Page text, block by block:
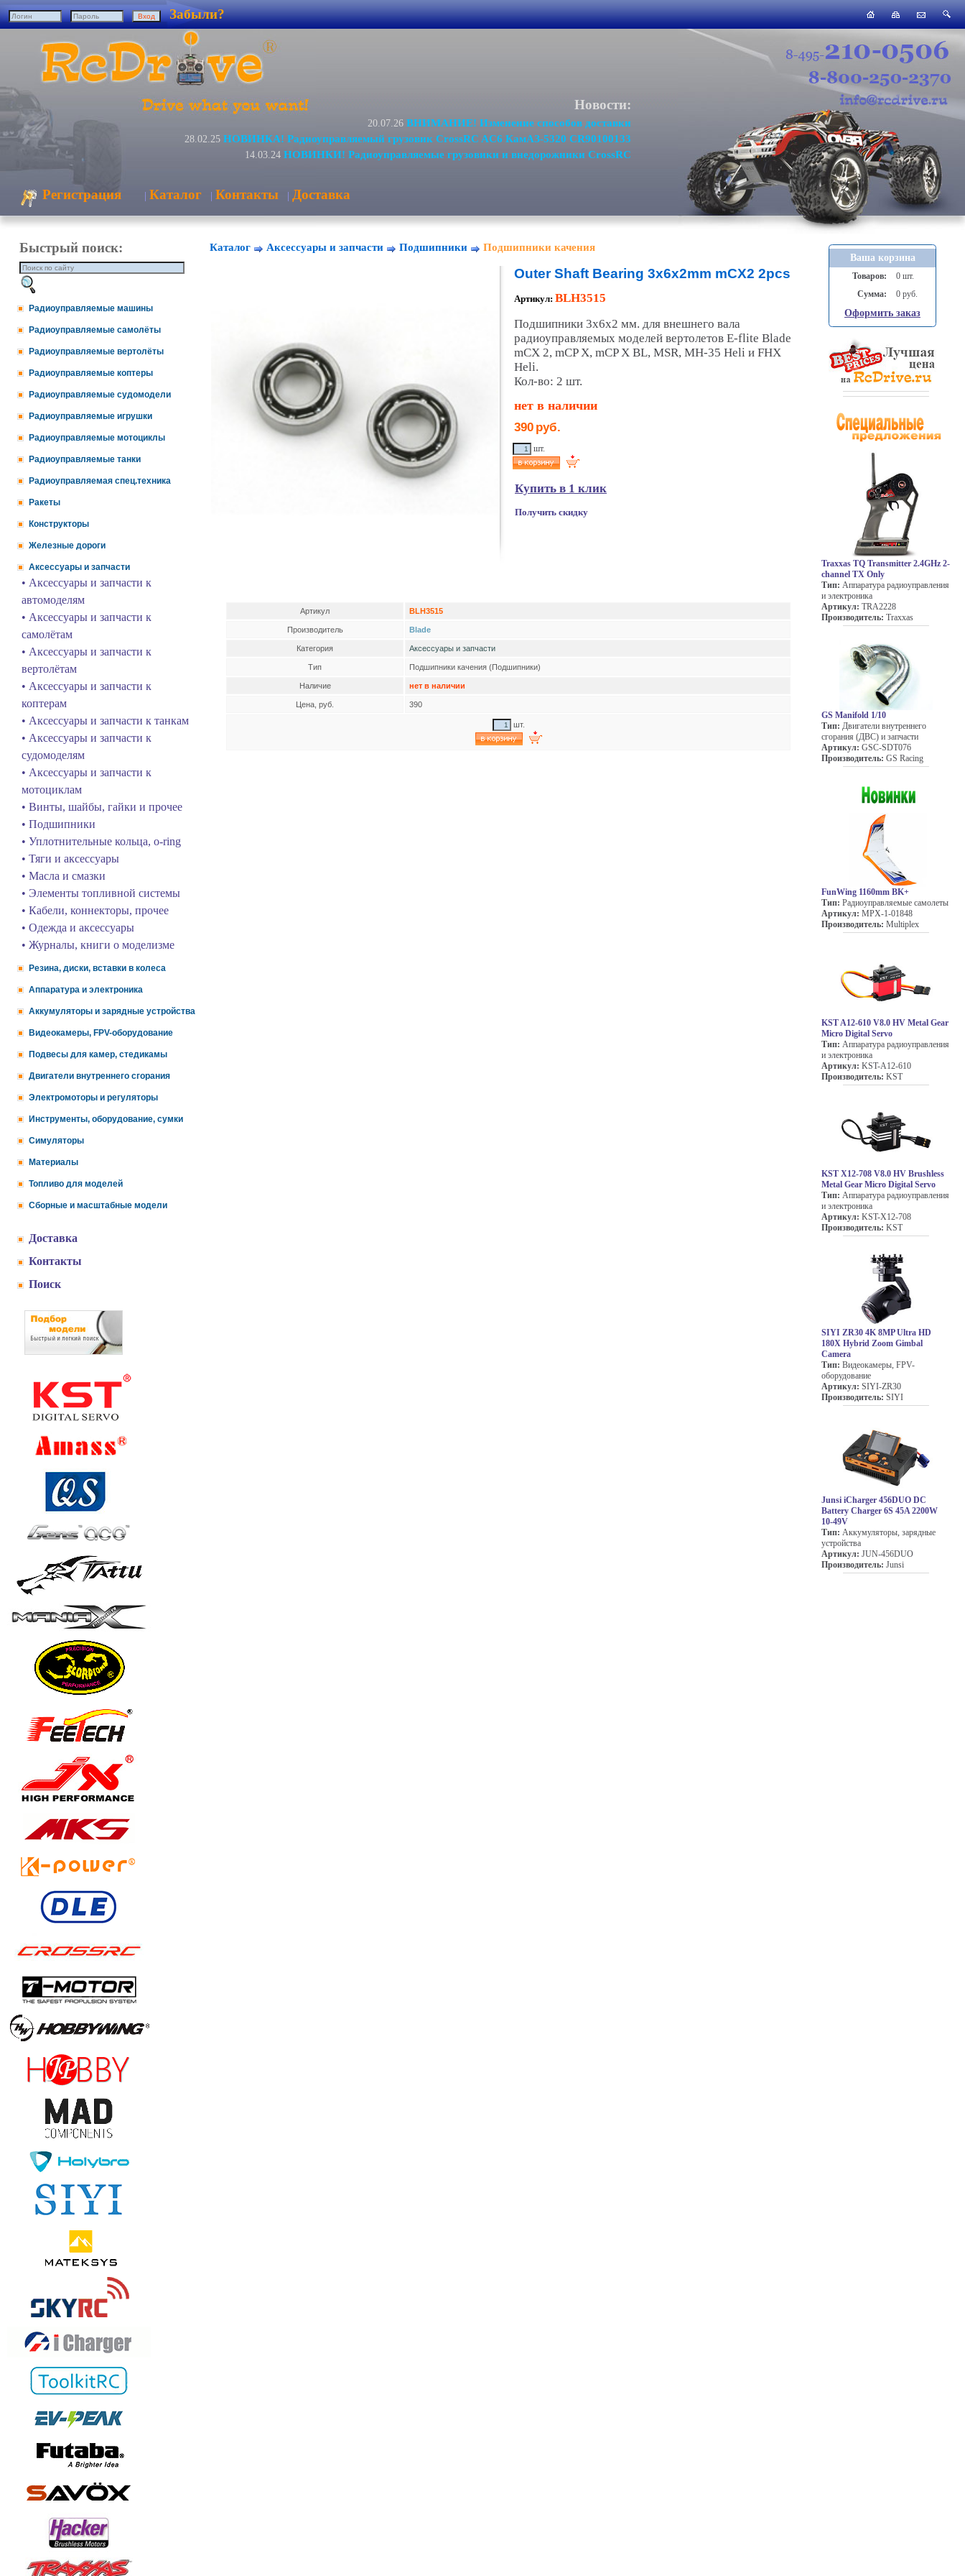
Забыли?
Новости:
20.07.26 ВНИМАНИЕ! Изменение способов доставки
28.02.25 НОВИНКА! Радиоуправляемый грузовик CrossRC AC6 КамАЗ-5320 CR90100133
14.03.24 НОВИНКИ! Радиоуправляемые грузовики и внедорожники CrossRC
Регистрация | Каталог | Контакты | Доставка
Быстрый поиск:
Радиоуправляемые машины
Радиоуправляемые самолёты
Радиоуправляемые вертолёты
Радиоуправляемые коптеры
Радиоуправляемые судомодели
Радиоуправляемые игрушки
Радиоуправляемые мотоциклы
Радиоуправляемые танки
Радиоуправляемая спец.техника
Ракеты
Конструкторы
Железные дороги
Аксессуары и запчасти
• Аксессуары и запчасти к
автомоделям
• Аксессуары и запчасти к
самолётам
• Аксессуары и запчасти к
вертолётам
• Аксессуары и запчасти к
коптерам
• Аксессуары и запчасти к танкам
• Аксессуары и запчасти к
судомоделям
• Аксессуары и запчасти к
мотоциклам
• Винты, шайбы, гайки и прочее
• Подшипники
• Уплотнительные кольца, o-ring
• Тяги и аксессуары
• Масла и смазки
• Элементы топливной системы
• Кабели, коннекторы, прочее
• Одежда и аксессуары
• Журналы, книги о моделизме
Резина, диски, вставки в колеса
Аппаратура и электроника
Аккумуляторы и зарядные устройства
Видеокамеры, FPV-оборудование
Подвесы для камер, стедикамы
Двигатели внутреннего сгорания
Электромоторы и регуляторы
Инструменты, оборудование, сумки
Симуляторы
Материалы
Топливо для моделей
Сборные и масштабные модели
Доставка
Контакты
Поиск
Каталог Аксессуары и запчасти Подшипники Подшипники качения
Outer Shaft Bearing 3x6x2mm mCX2 2pcs
Артикул: BLH3515
Подшипники 3х6х2 мм. для внешнего вала
радиоуправляемых моделей вертолетов E-flite Blade
mCX 2, mCP X, mCP X BL, MSR, MH-35 Heli и FHX
Heli.
Кол-во: 2 шт.
нет в наличии
390 руб.
шт.
Купить в 1 клик
Получить скидку
Артикул BLH3515
Производитель Blade
Категория Аксессуары и запчасти
Тип Подшипники качения (Подшипники)
Наличие нет в наличии
Цена, руб. 390
шт.
Ваша корзина
Товаров:
0 шт.
Сумма:
0 руб.
Оформить заказ
Traxxas TQ Transmitter 2.4GHz 2-
channel TX Only
Тип: Аппаратура радиоуправления
и электроника
Артикул: TRA2228
Производитель: Traxxas
GS Manifold 1/10
Тип: Двигатели внутреннего
сгорания (ДВС) и запчасти
Артикул: GSC-SDT076
Производитель: GS Racing
FunWing 1160mm BK+
Тип: Радиоуправляемые самолеты
Артикул: MPX-1-01848
Производитель: Multiplex
KST A12-610 V8.0 HV Metal Gear
Micro Digital Servo
Тип: Аппаратура радиоуправления
и электроника
Артикул: KST-A12-610
Производитель: KST
KST X12-708 V8.0 HV Brushless
Metal Gear Micro Digital Servo
Тип: Аппаратура радиоуправления
и электроника
Артикул: KST-X12-708
Производитель: KST
SIYI ZR30 4K 8MP Ultra HD
180X Hybrid Zoom Gimbal
Camera
Тип: Видеокамеры, FPV-
оборудование
Артикул: SIYI-ZR30
Производитель: SIYI
Junsi iCharger 456DUO DC
Battery Charger 6S 45A 2200W
10-49V
Тип: Аккумуляторы, зарядные
устройства
Артикул: JUN-456DUO
Производитель: Junsi